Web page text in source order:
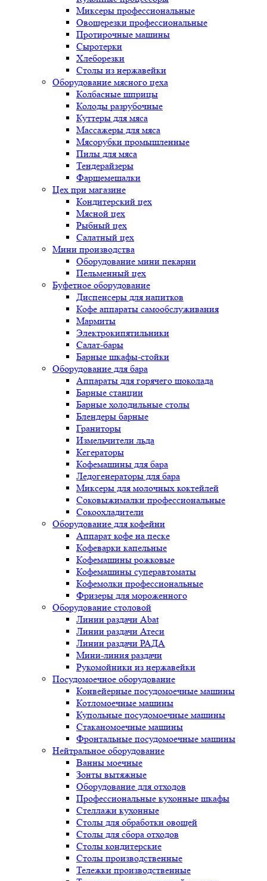
Миксеры профессиональные
Овощерезки профессиональные
Протирочные машины
Сыротерки
Хлеборезки
Столы из нержавейки
Оборудование мясного цеха
Колбасные шприцы
Колоды разрубочные
Куттеры для мяса
Массажеры для мяса
Мясорубки промышленные
Пилы для мяса
Тендерайзеры
Фаршемешалки
Цех при магазине
Кондитерский цех
Мясной цех
Рыбный цех
Салатный цех
Мини производства
Оборудование мини пекарни
Пельменный цех
Буфетное оборудование
Диспенсеры для напитков
Кофе аппараты самообслуживания
Мармиты
Электрокипятильники
Cалат-бары
Барные шкафы-стойки
Оборудование для бара
Аппараты для горячего шоколада
Барные станции
Барные холодильные столы
Блендеры барные
Граниторы
Измельчители льда
Кегераторы
Кофемашины для бара
Ледогенераторы для бара
Миксеры для молочных коктейлей
Соковыжималки профессиональные
Сокоохладители
Оборудование для кофейни
Аппарат кофе на песке
Кофеварки капельные
Кофемашины рожковые
Кофемашины суперавтоматы
Кофемолки профессиональные
Фризеры для мороженного
Оборудование столовой
Линии раздачи Abat
Линии раздачи Атеси
Линии раздачи РАДА
Мини-линия раздачи
Рукомойники из нержавейки
Посудомоечное оборудование
Конвейерные посудомоечные машины
Котломоечные машины
Купольные посудомоечные машины
Стаканомоечные машины
Фронтальные посудомоечные машины
Нейтральное оборудование
Ванны моечные
Зонты вытяжные
Оборудование для отходов
Профессиональные кухонные шкафы
Стеллажи кухонные
Столы для обработки овощей
Столы для сбора отходов
Столы кондитерские
Столы производственные
Тележки производственные